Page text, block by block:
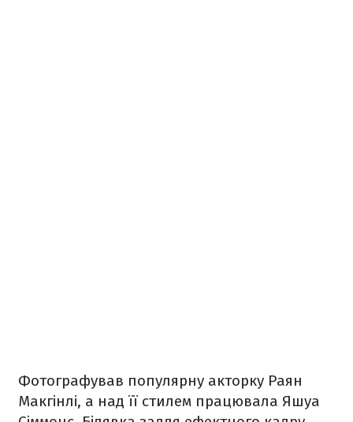
Фотографував популярну акторку Раян
Макгінлі, а над її стилем працювала Яшуа